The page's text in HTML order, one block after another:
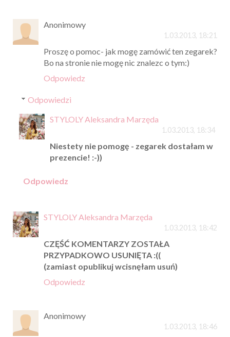
Anonimowy
1.03.2013, 18:21
Proszę o pomoc- jak mogę zamówić ten zegarek?
Bo na stronie nie mogę nic znalezc o tym:)
Odpowiedz
Odpowiedzi
STYLOLY Aleksandra Marzęda
1.03.2013, 18:34
Niestety nie pomogę - zegarek dostałam w
prezencie! :-))
Odpowiedz
STYLOLY Aleksandra Marzęda
1.03.2013, 18:42
CZĘŚĆ KOMENTARZY ZOSTAŁA
PRZYPADKOWO USUNIĘTA :((
(zamiast opublikuj wcisnęłam usuń)
Odpowiedz
Anonimowy
1.03.2013, 18:46